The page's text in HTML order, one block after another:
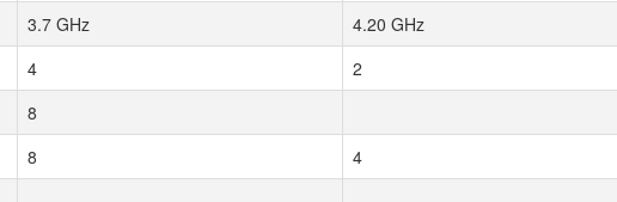
3.7 GHz
4.20 GHz
4
2
8
8
4